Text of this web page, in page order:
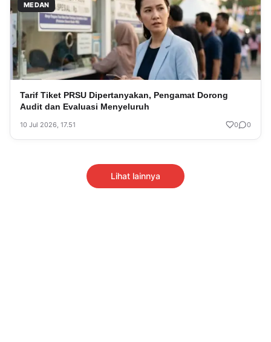
MEDAN
Tarif Tiket PRSU Dipertanyakan, Pengamat Dorong
Audit dan Evaluasi Menyeluruh
10 Jul 2026, 17.51 0 0
Lihat lainnya